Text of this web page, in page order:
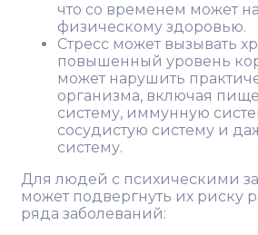
что со временем может
физическому здоровью.
Стресс может вызывать
повышенный уровень
может нарушить
организма, включая
систему, иммунную
сосудистую систему и
систему.
Для людей с психическими
может подвергнуть их риску
ряда заболеваний: